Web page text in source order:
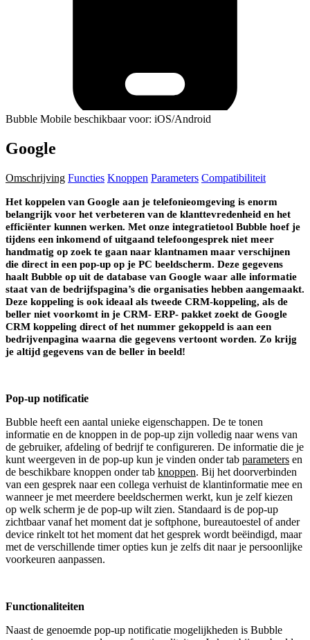
Bubble Mobile beschikbaar voor: iOS/Android
Google
Omschrijving Functies Knoppen Parameters Compatibiliteit
Het koppelen van Google aan je telefonieomgeving is enorm
belangrijk voor het verbeteren van de klanttevredenheid en het
efficiënter kunnen werken. Met onze integratietool Bubble hoef je
tijdens een inkomend of uitgaand telefoongesprek niet meer
handmatig op zoek te gaan naar klantnamen maar verschijnen
die direct in een pop-up op je PC beeldscherm. Deze gegevens
haalt Bubble op uit de database van Google waar alle informatie
staat van de bedrijfspagina’s die organisaties hebben aangemaakt.
Deze koppeling is ook ideaal als tweede CRM-koppeling, als de
beller niet voorkomt in je CRM- ERP- pakket zoekt de Google
CRM koppeling direct of het nummer gekoppeld is aan een
bedrijvenpagina waarna die gegevens vertoont worden. Zo krijg
je altijd gegevens van de beller in beeld!
Pop-up notificatie
Bubble heeft een aantal unieke eigenschappen. De te tonen
informatie en de knoppen in de pop-up zijn volledig naar wens van
de gebruiker, afdeling of bedrijf te configureren. De informatie die je
kunt weergeven in de pop-up kun je vinden onder tab parameters en
de beschikbare knoppen onder tab knoppen. Bij het doorverbinden
van een gesprek naar een collega verhuist de klantinformatie mee en
wanneer je met meerdere beeldschermen werkt, kun je zelf kiezen
op welk scherm je de pop-up wilt zien. Standaard is de pop-up
zichtbaar vanaf het moment dat je softphone, bureautoestel of ander
device rinkelt tot het moment dat het gesprek wordt beëindigd, maar
met de verschillende timer opties kun je zelfs dit naar je persoonlijke
voorkeuren aanpassen.
Functionaliteiten
Naast de genoemde pop-up notificatie mogelijkheden is Bubble